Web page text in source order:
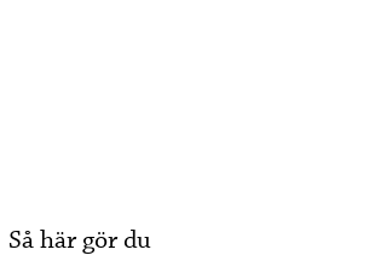
Så här gör du